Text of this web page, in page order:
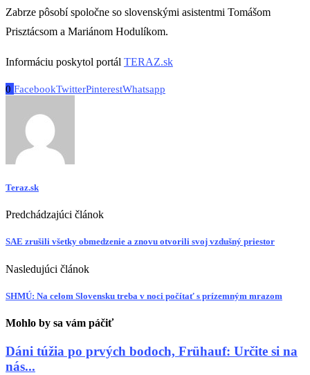
Zabrze pôsobí spoločne so slovenskými asistentmi Tomášom
Prisztácsom a Mariánom Hodulíkom.
Informáciu poskytol portál TERAZ.sk
0 FacebookTwitterPinterestWhatsapp
Teraz.sk
Predchádzajúci článok
SAE zrušili všetky obmedzenie a znovu otvorili svoj vzdušný priestor
Nasledujúci článok
SHMÚ: Na celom Slovensku treba v noci počítať s prízemným mrazom
Mohlo by sa vám páčiť
Dáni túžia po prvých bodoch, Frühauf: Určite si na
nás...